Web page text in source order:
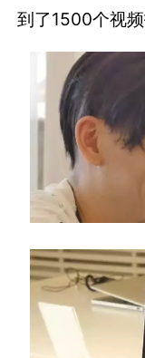
到了1500个视频